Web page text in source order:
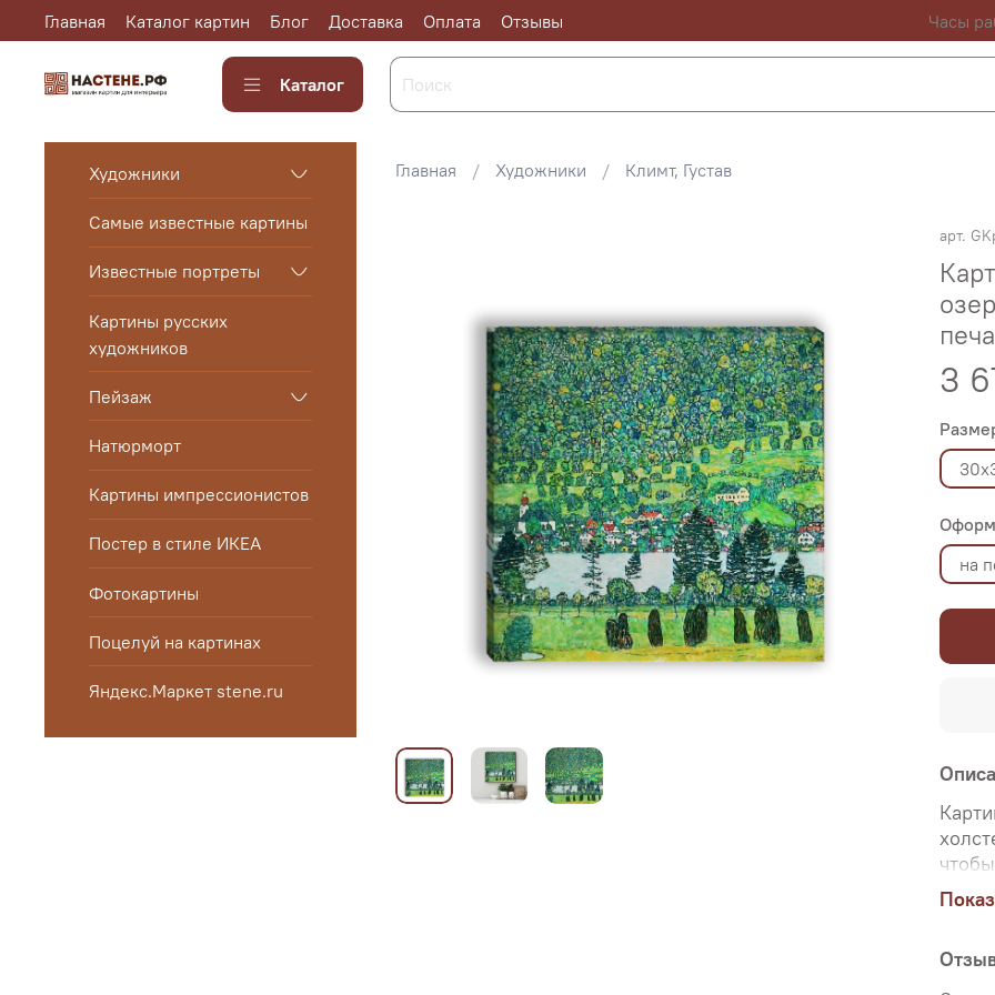
Главная Каталог картин Блог Доставка Оплата Отзывы Часы
Каталог
Главная Художники Климт, Густав
арт.
3
на
Художники
Самые известные картины
Известные портреты
Картины русских
художников
Пейзаж
Натюрморт
Картины импрессионистов
Постер в стиле ИКЕА
Фотокартины
Поцелуй на картинах
Яндекс.Маркет stene.ru